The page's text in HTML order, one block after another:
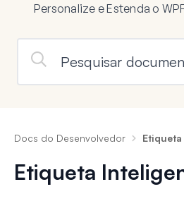
Personalize e Estenda o
Docs do Desenvolvedor
Etiqueta